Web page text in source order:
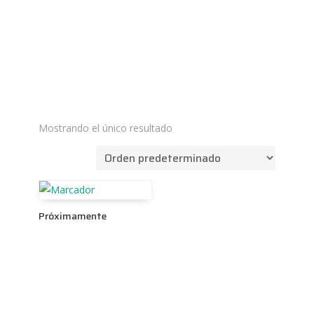
Mostrando el único resultado
Próximamente